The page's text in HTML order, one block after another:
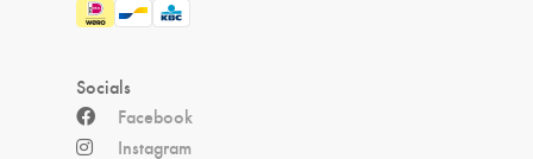
Socials
Facebook
Instagram